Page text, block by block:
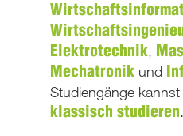
Elektrotechnik,
Mechatronikund
Studiengänge
klassisch studieren.